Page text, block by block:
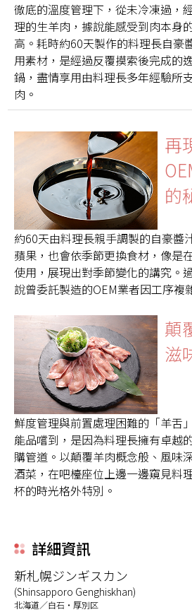
徹底的溫度管理下，從未冷凍過，
理的生羊肉，據說能感受到肉本身
高。耗時約60天製作的料理長自豪
用素材，是經過反覆摸索後完成的
鍋，盡情享用由料理長多年經驗所
肉。
再
的
約60天由料理長親手調製的自豪醬
蘋果，也會依季節更換食材，像是
使用，展現出對季節變化的講究。
說曾委託製造的OEM業者因工序複
顛
滋
鮮度管理與前置處理困難的「羊舌
能品嚐到，是因為料理長擁有卓越
購管道。以顛覆羊肉概念般、風味
酒菜，在吧檯座位上邊一邊窺見料
杯的時光格外特別。
詳細資訊
新札幌ジンギスカン
(Shinsapporo Genghiskhan)
北海道／白石・厚別区